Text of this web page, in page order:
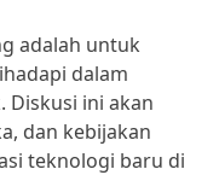
adalah untuk
dalam
ini akan
dan kebijakan
teknologi baru di